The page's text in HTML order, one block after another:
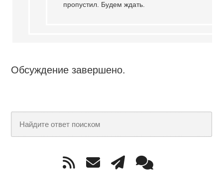
пропустил. Будем ждать.
Обсуждение завершено.